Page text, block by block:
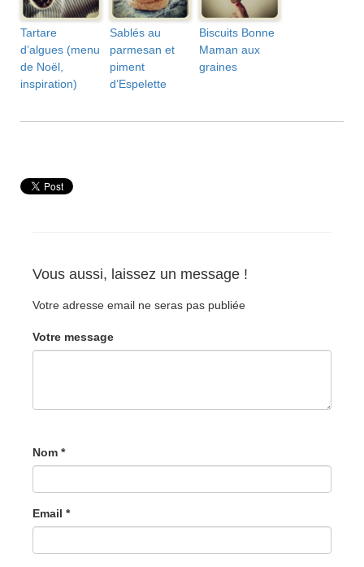
Tartare
d’algues (menu
de Noël,
inspiration)
Sablés au
parmesan et
piment
d’Espelette
Biscuits Bonne
Maman aux
graines
Vous aussi, laissez un message !
Votre adresse email ne seras pas publiée
Votre message
Nom *
Email *